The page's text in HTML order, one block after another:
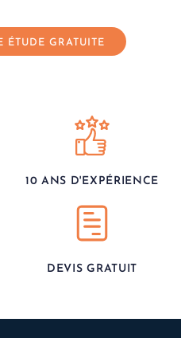
ÉTUDE GRATUITE
10 ANS D'EXPÉRIENCE
DEVIS GRATUIT